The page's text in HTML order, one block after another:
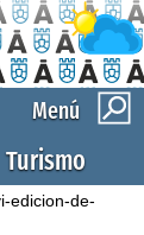
Menú
Turismo
edicion-de-